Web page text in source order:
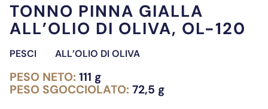
TONNO PINNA GIALLA
ALL’OLIO DI OLIVA, OL-120
PESCI ALL’OLIO DI OLIVA
PESO NETO: 111 g
PESO SGOCCIOLATO: 72,5 g